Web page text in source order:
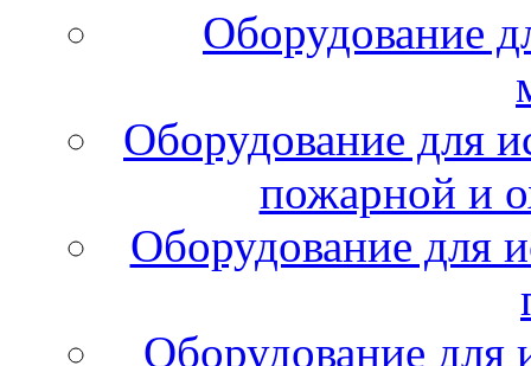
Оборудование
Оборудование для
пожарной и
Оборудование для
Оборудование для